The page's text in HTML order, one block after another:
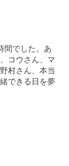
間でした。あ
コウさん、マ
村さん、本当
できる日を夢